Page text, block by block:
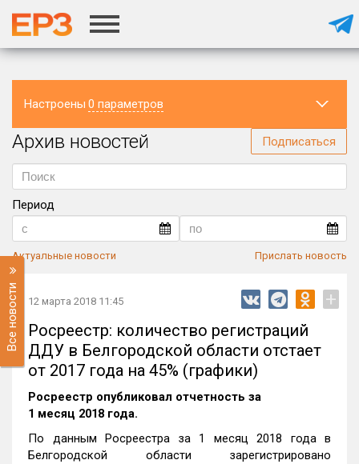
Настроены 0 параметров
Регион
Архив новостей Подписаться
Период
Актуальные новости Прислать новость
Все новости 12 марта 2018 11:45 +
Росреестр: количество регистраций
ДДУ в Белгородской области отстает
от 2017 года на 45% (графики)
Росреестр опубликовал отчетность за
1 месяц 2018 года.
По данным Росреестра за 1 месяц 2018 года в
Белгородской области зарегистрировано